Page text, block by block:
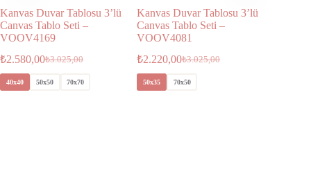
Kanvas Duvar Tablosu 3’lü
Canvas Tablo Seti –
VOOV4169
₺3.025,00
₺2.580,00
40x40 50x50 70x70
Kanvas Duvar Tablosu 3’lü
Canvas Tablo Seti –
VOOV4081
₺3.025,00
₺2.220,00
50x35 70x50